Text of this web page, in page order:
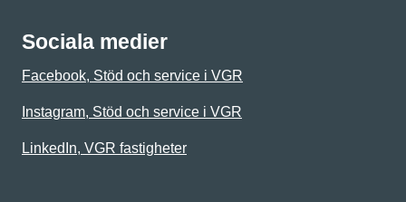
Sociala medier
Facebook, Stöd och service i VGR
Instagram, Stöd och service i VGR
LinkedIn, VGR fastigheter